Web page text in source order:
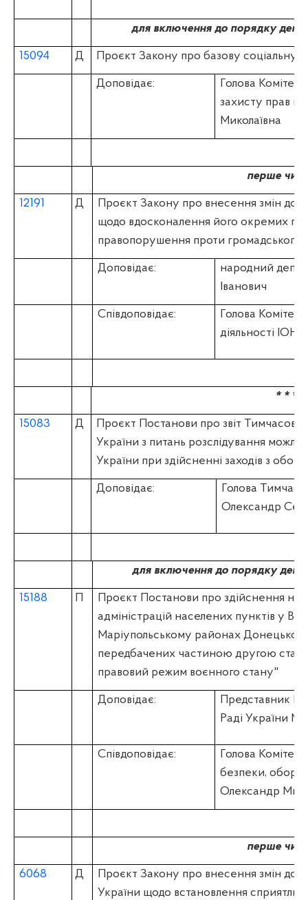
для включення до порядку
15094 Д Проєкт Закону про базову соціальну
Доповідає:
Голова
захисту прав
Миколаївна
перше
12191 Д
Проєкт Закону про внесення змін до
щодо вдосконалення його окремих
правопорушення проти громадського
Доповідає:
народний
Іванович
Співдоповідає:
Голова
діяльності
* * *
15083 Д
Проєкт Постанови про звіт Тимчасової
України з питань розслідування
України при здійсненні заходів з
Доповідає:
Голова
Олександр
для включення до порядку
15188 П
Проєкт Постанови про здійснення
адміністрацій населених пунктів у
Маріупольському районах Донецької
передбачених частиною другою
правовий режим воєнного стану"
Доповідає:
Представник
Раді України
Співдоповідає:
Голова
безпеки,
Олександр
перше
6068 Д
Проєкт Закону про внесення змін до
України щодо встановлення